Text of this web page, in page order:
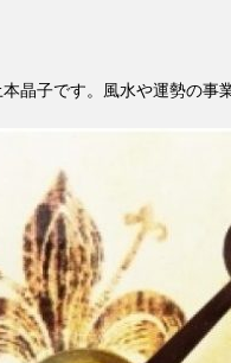
晶子です。風水や運勢の事